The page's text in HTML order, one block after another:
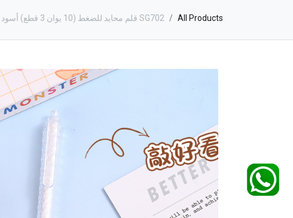
All Products SG702 قلم محايد للضغط (10 يوان 3 قطع) أسود